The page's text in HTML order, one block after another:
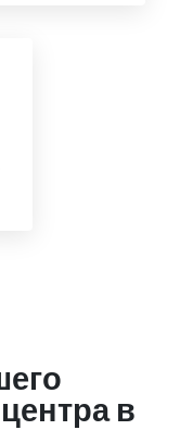
центра в